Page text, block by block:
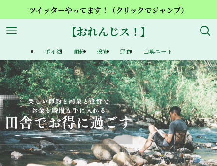
ツイッターやってます！（クリックでジャンプ）
【おれんじス！】
ポイ活 節約 投資 野食 山奥ニート